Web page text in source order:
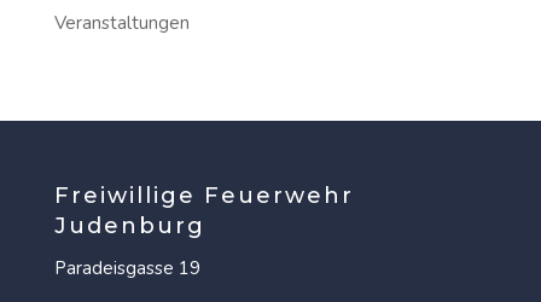
Veranstaltungen
Freiwillige Feuerwehr
Judenburg
Paradeisgasse 19